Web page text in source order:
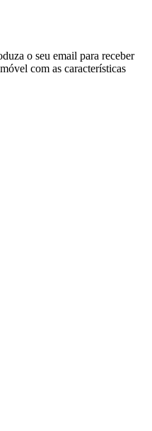
o seu email para receber
com as características